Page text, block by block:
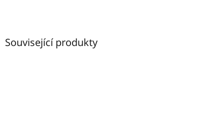
Související produkty